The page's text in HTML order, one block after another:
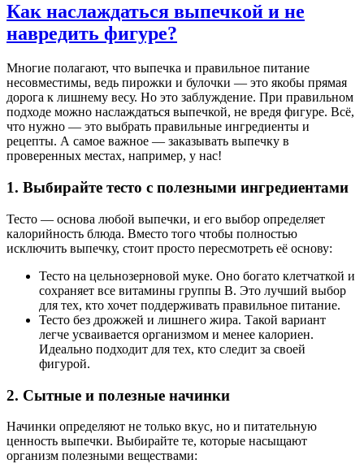
Как наслаждаться выпечкой и не
навредить фигуре?
Многие полагают, что выпечка и правильное питание
несовместимы, ведь пирожки и булочки — это якобы прямая
дорога к лишнему весу. Но это заблуждение. При правильном
подходе можно наслаждаться выпечкой, не вредя фигуре. Всё,
что нужно — это выбрать правильные ингредиенты и
рецепты. А самое важное — заказывать выпечку в
проверенных местах, например, у нас!
1. Выбирайте тесто с полезными ингредиентами
Тесто — основа любой выпечки, и его выбор определяет
калорийность блюда. Вместо того чтобы полностью
исключить выпечку, стоит просто пересмотреть её основу:
Тесто на цельнозерновой муке. Оно богато клетчаткой и
сохраняет все витамины группы В. Это лучший выбор
для тех, кто хочет поддерживать правильное питание.
Тесто без дрожжей и лишнего жира. Такой вариант
легче усваивается организмом и менее калориен.
Идеально подходит для тех, кто следит за своей
фигурой.
2. Сытные и полезные начинки
Начинки определяют не только вкус, но и питательную
ценность выпечки. Выбирайте те, которые насыщают
организм полезными веществами: